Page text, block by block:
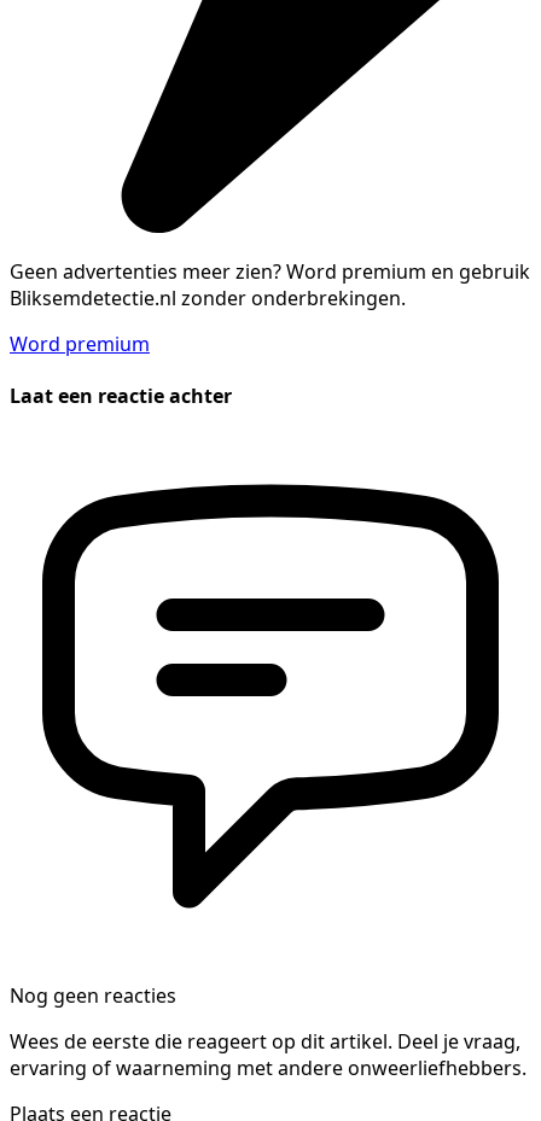
Geen advertenties meer zien?Word premium en gebruik
Bliksemdetectie.nl zonder onderbrekingen.
Word premium
Laat een reactie achter
Nog geen reacties
Wees de eerste die reageert op dit artikel. Deel je vraag,
ervaring of waarneming met andere onweerliefhebbers.
Plaats een reactie